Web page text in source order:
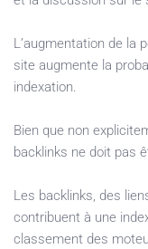
L’augmentation de la
site augmente la
indexation.
Bien que non
backlinks ne doit pas
Les backlinks, des
contribuent à une
classement des